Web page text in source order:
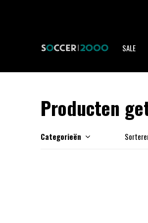
SALE
Producten
Categorieën